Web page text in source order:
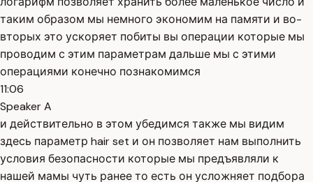
таким образом мы немного экономим на памяти и во-
вторых это ускоряет побиты вы операции которые мы
проводим с этим параметрам дальше мы с этими
операциями конечно познакомимся
11:06
Speaker A
и действительно в этом убедимся также мы видим
здесь параметр hair set и он позволяет нам выполнить
условия безопасности которые мы предъявляли к
нашей мамы чуть ранее то есть он усложняет подбора